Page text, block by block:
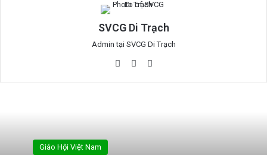
SVCG Di Trạch
Admin tại SVCG Di Trạch
WebsiteFacebook
Giáo Hội Việt Nam